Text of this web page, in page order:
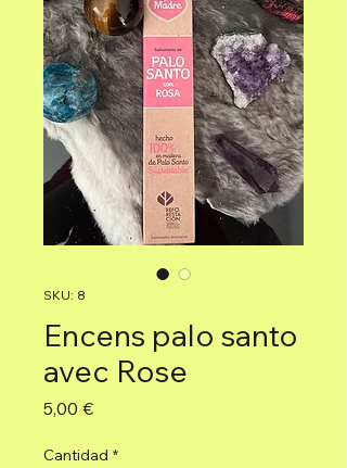
SKU: 8
Encens palo santo
avec Rose
5,00 €Precio
Cantidad *